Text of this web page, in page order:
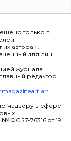
только с
их авторам.
для лиц
журнала.
редактор
.
надзору в сфере
ФС 77-76316 от 19